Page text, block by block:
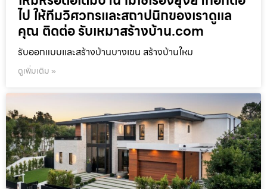
ไป ให้ทีมวิศวกรและสถาปนิกของเราดูแล
คุณ ติดต่อ รับเหมาสร้างบ้าน.com
รับออกแบบและสร้างบ้านบางเขน สร้างบ้านใหม
ดูเพิ่มเติม »